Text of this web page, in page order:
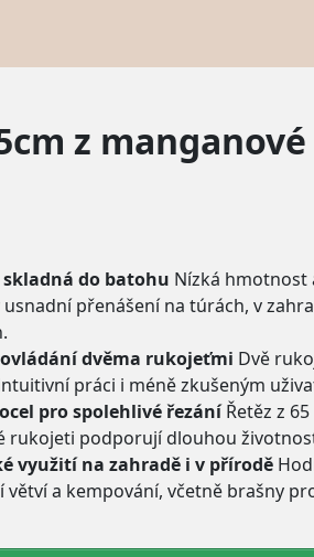
z
skladná do batohu Nízká
přenášení na túrách, v
dvěma rukojeťmi Dvě
práci i méně zkušeným
pro spolehlivé řezáníŘetěz z
rukojeti podporují dlouhou
využití na zahradě i v přírodě
větví a kempování, včetně brašny